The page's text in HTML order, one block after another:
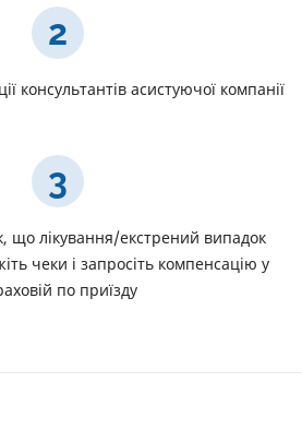
2
консультантів асистуючої компанії
3
що лікування/екстрений випадок
чеки і запросіть компенсацію у
по приїзду